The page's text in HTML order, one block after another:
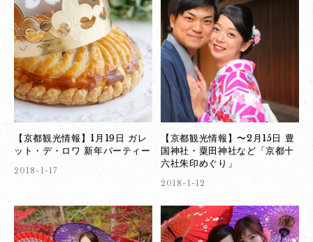
【京都観光情報】1月19日 ガレ
ット・デ・ロワ 新年パーティー
2018-1-17
【京都観光情報】〜2月15日 豊
国神社・粟田神社など「京都十
六社朱印めぐり」
2018-1-12